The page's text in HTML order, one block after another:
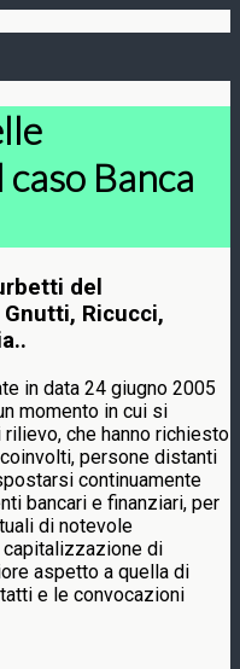
Banca
del
Gnutti, Ricucci,
in data 24 giugno 2005
momento in cui si
che hanno richiesto
persone distanti
continuamente
bancari e finanziari, per
di notevole
di
aspetto a quella di
e le convocazioni